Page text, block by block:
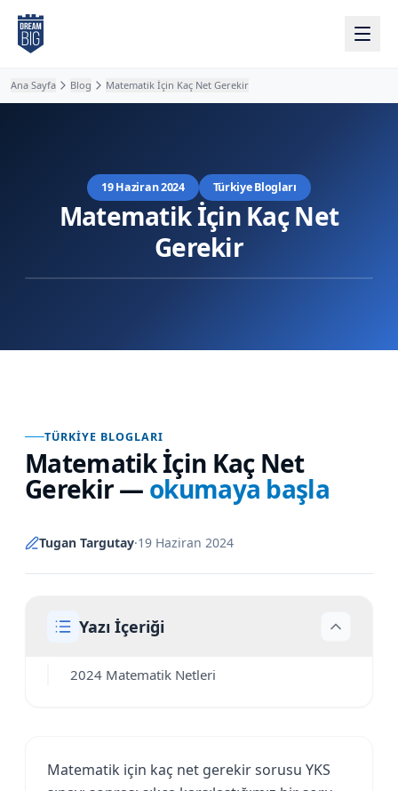
Ana içeriğe atla
Ana Sayfa Blog Matematik İçin Kaç Net Gerekir
19 Haziran 2024 Türkiye Blogları
Matematik İçin Kaç Net
Gerekir
TÜRKIYE BLOGLARI
Matematik İçin Kaç Net
Gerekir— okumaya başla
Tugan Targutay·19 Haziran 2024
Yazı İçeriği
2024 Matematik Netleri
Matematik için kaç net gerekir sorusu YKS